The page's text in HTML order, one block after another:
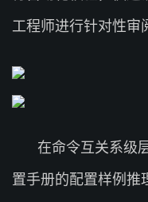
工程师进行针对性审
在命令互关系级
置手册的配置样例推